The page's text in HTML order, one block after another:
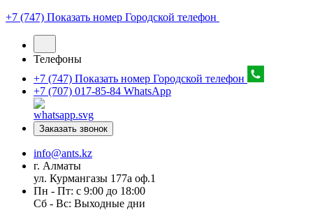
+7 (747) Показать номер Городской телефон
Телефоны
+7 (747) Показать номер Городской телефон
+7 (707) 017-85-84 WhatsApp
Заказать звонок
info@ants.kz
г. Алматы
ул. Курмангазы 177а оф.1
Пн - Пт: с 9:00 до 18:00
Сб - Вс: Выходные дни